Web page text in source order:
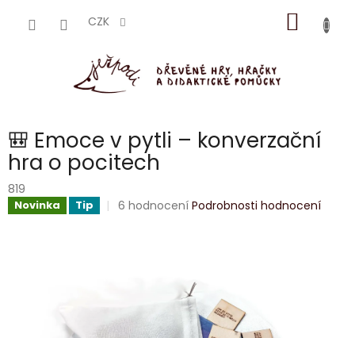
CZK
KOŠÍK
🎒 Emoce v pytli – konverzační
hra o pocitech
819
Novinka Tip
Průměrné
hvězdiček.
6 hodnocení Podrobnosti hodnocení